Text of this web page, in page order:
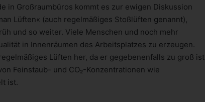
in Großraumbüros kommt es zur ewigen Diskussion
Lüften« (auch regelmäßiges Stoßlüften genannt),
und so weiter. Viele Menschen und noch mehr
in Innenräumen des Arbeitsplatzes zu erzeugen.
Lüften her, da er gegebenenfalls zu groß ist
Feinstaub- und CO₂-Konzentrationen wie
ist.